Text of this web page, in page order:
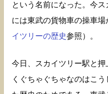
という名前になった。今
には東武の貨物車の操車場
イツリーの歴史参照）。
今日、スカイツリー駅と
くぐちゃぐちゃなのはこ